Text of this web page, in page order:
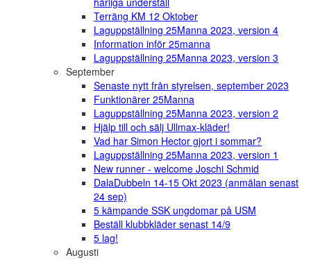
Terräng KM 12 Oktober
Laguppställning 25Manna 2023, version 4
Information inför 25manna
Laguppställning 25Manna 2023, version 3
September
Senaste nytt från styrelsen, september 2023
Funktionärer 25Manna
Laguppställning 25Manna 2023, version 2
Hjälp till och sälj Ullmax-kläder!
Vad har Simon Hector gjort i sommar?
Laguppställning 25Manna 2023, version 1
New runner - welcome Joschi Schmid
DalaDubbeln 14-15 Okt 2023 (anmälan senast
24 sep)
5 kämpande SSK ungdomar på USM
Beställ klubbkläder senast 14/9
5 lag!
Augusti